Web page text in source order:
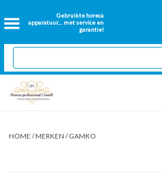
Gebruikte horeca
apparatuur.... met service en
garantie!
Home
2dehands Horeca
Nieuwe apparatuur
HOME /MERKEN /GAMKO